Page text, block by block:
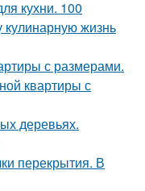
кухни. 100
жизнь
с размерами.
квартиры с
деревьях.
перекрытия. В